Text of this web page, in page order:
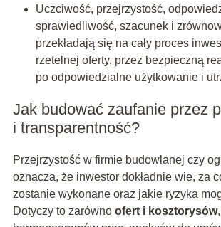
Uczciwość, przejrzystość,
sprawiedliwość, szacunek i
przekładają się na cały proces
rzetelnej oferty, przez bezpieczną
po odpowiedzialne użytkowanie i
Jak budować zaufanie przez
i transparentność?
Przejrzystość w firmie budowlanej czy
oznacza, że inwestor dokładnie wie, za
zostanie wykonane oraz jakie ryzyka
Dotyczy to zarówno ofert i kosztorysów